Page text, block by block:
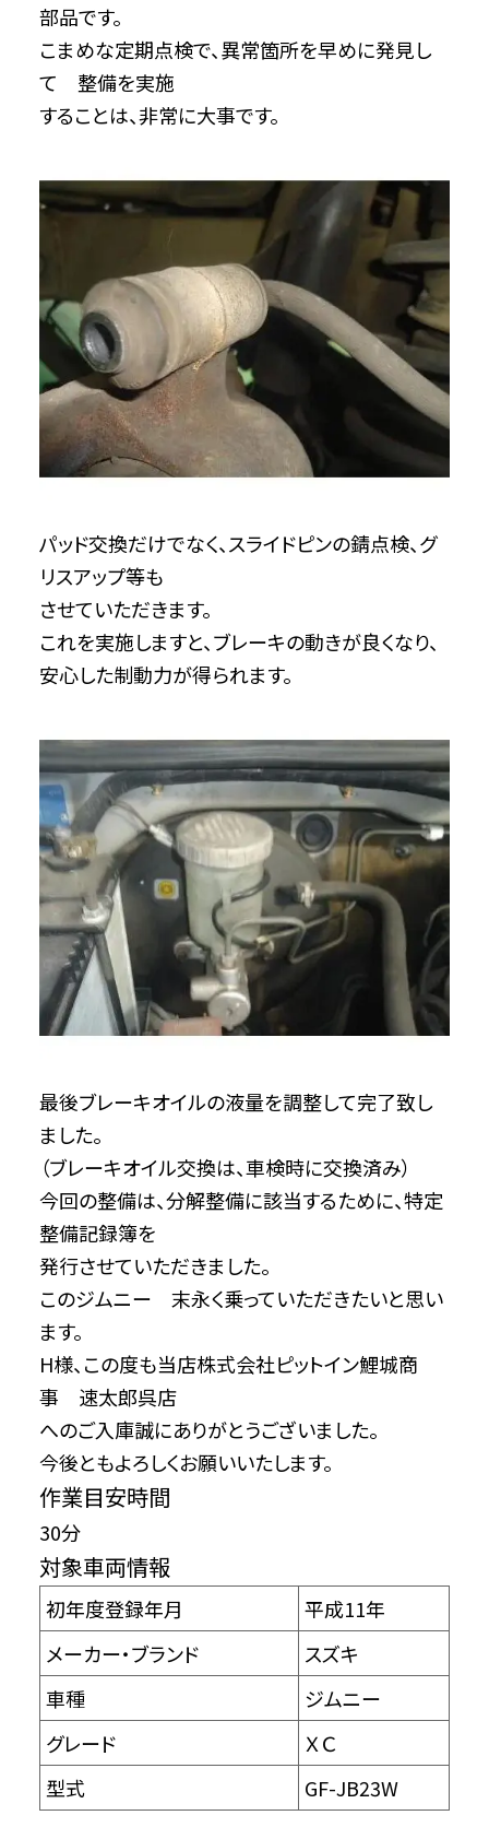
部品です。
こまめな定期点検で、異常箇所を早めに発見し
て 整備を実施
することは、非常に大事です。
パッド交換だけでなく、スライドピンの錆点検、グ
リスアップ等も
させていただきます。
これを実施しますと、ブレーキの動きが良くなり、
安心した制動力が得られます。
最後ブレーキオイルの液量を調整して完了致し
ました。
（ブレーキオイル交換は、車検時に交換済み）
今回の整備は、分解整備に該当するために、特定
整備記録簿を
発行させていただきました。
このジムニー 末永く乗っていただきたいと思い
ます。
H様、この度も当店株式会社ピットイン鯉城商
事 速太郎呉店
へのご入庫誠にありがとうございました。
今後ともよろしくお願いいたします。
作業目安時間
30分
対象車両情報
初年度登録年月
平成11年
メーカー・ブランド
スズキ
車種
ジムニー
グレード
ＸＣ
型式
GF-JB23W